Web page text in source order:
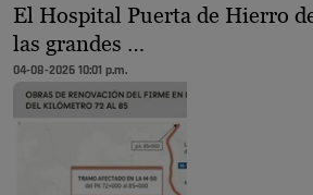
El Hospital Puerta de Hierro
las grandes …
04-08-2026 10:01 p.m.